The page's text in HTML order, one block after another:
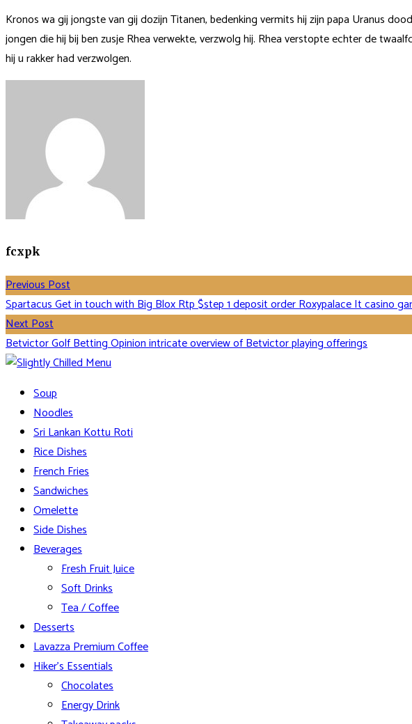
Kronos wa gij jongste van gij dozijn Titanen, bedenking vermits hij zijn papa Uranus
jongen die hij bij ben zusje Rhea verwekte, verzwolg hij. Rhea verstopte echter de
hij u rakker had verzwolgen.
fcxpk
Previous Post
Spartacus Get in touch with Big Blox Rtp $step 1 deposit order Roxypalace It casino
Next Post
Betvictor Golf Betting Opinion intricate overview of Betvictor playing offerings
Soup
Noodles
Sri Lankan Kottu Roti
Rice Dishes
French Fries
Sandwiches
Omelette
Side Dishes
Beverages
Fresh Fruit Juice
Soft Drinks
Tea / Coffee
Desserts
Lavazza Premium Coffee
Hiker’s Essentials
Chocolates
Energy Drink